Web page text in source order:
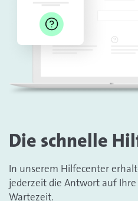
Die schnelle
In unserem Hilfecenter
jederzeit die Antwort auf Ihre
Wartezeit.